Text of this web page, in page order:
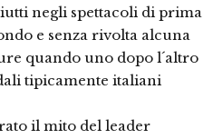
negli spettacoli di prima
e senza rivolta alcuna
quando uno dopo l´altro
tipicamente italiani
il mito del leader